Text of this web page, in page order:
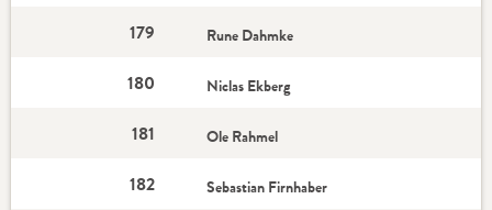
179 Rune Dahmke
180 Niclas Ekberg
181 Ole Rahmel
182 Sebastian Firnhaber